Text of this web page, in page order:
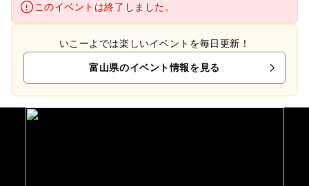
このイベントは終了しました。
いこーよでは楽しいイベントを毎日更新！
富山県のイベント情報を見る